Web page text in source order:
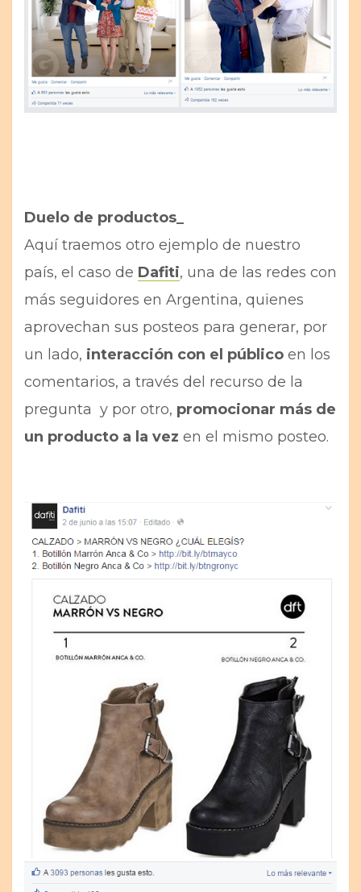
Duelo de productos_
Aquí traemos otro ejemplo de nuestro
país, el caso de Dafiti, una de las redes con
más seguidores en Argentina, quienes
aprovechan sus posteos para generar, por
un lado, interacción con el público en los
comentarios, a través del recurso de la
pregunta y por otro, promocionar más de
un producto a la vez en el mismo posteo.